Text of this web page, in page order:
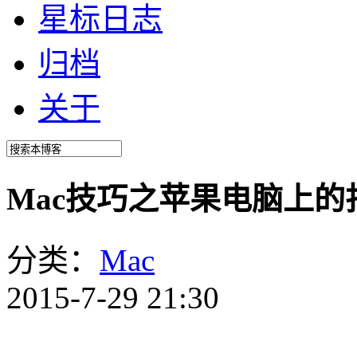
星标日志
归档
关于
Mac技巧之苹果电脑上的
分类： Mac
2015-7-29 21:30